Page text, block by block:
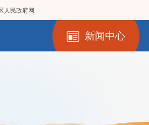
人民政府网
新闻中心